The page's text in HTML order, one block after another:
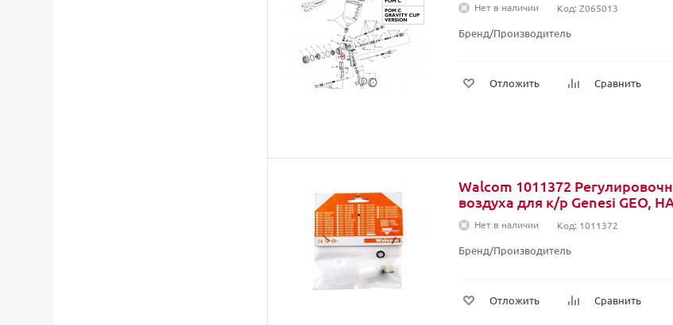
Нет в наличии Код: Z065013
Бренд/Производитель
Отложить Сравнить
Walcom 1011372
воздуха для к/р Genesi GEO,
Нет в наличии Код: 1011372
Бренд/Производитель
Отложить Сравнить